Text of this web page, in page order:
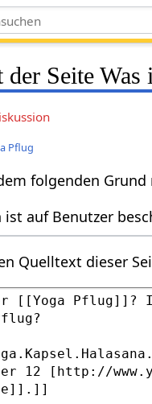
der Seite
Pflug
folgenden
ist auf Benutzer
Quelltext dieser